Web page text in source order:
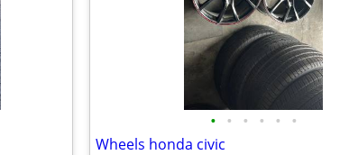
• • • • • •
Wheels honda civic